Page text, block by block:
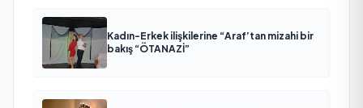
Kadın-Erkek ilişkilerine “Araf’tan mizahi bir
bakış “ÖTANAZİ”